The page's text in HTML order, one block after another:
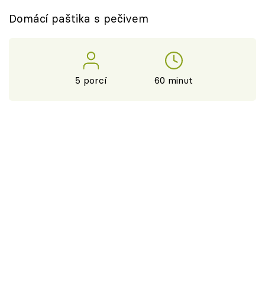
Sledujte prima+
Domácí paštika s pečivem
5 porcí 60 minut